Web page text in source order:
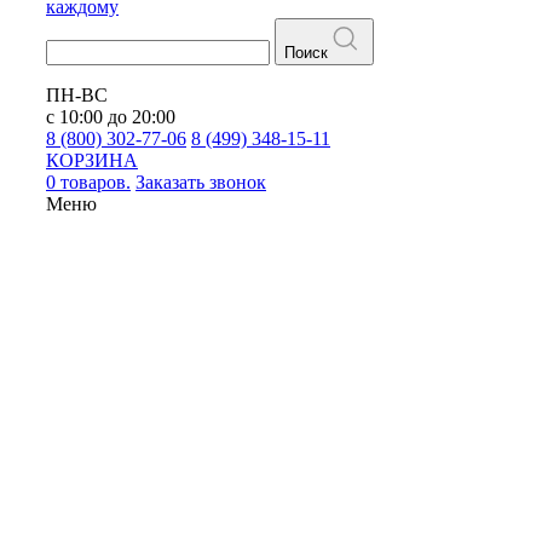
каждому
Поиск
ПН-ВС
с 10:00 до 20:00
8 (800) 302-77-06 8 (499) 348-15-11
КОРЗИНА
0 товаров. Заказать звонок
Меню